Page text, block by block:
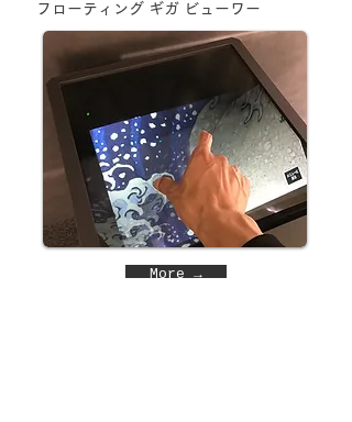
フローティング ギガ ビューワー
More →